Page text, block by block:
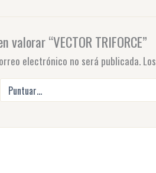
valorar “VECTOR TRIFORCE”
electrónico no será publicada.